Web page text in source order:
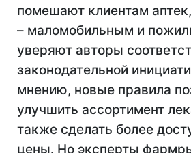
помешают клиентам
– маломобильным и
уверяют авторы
законодательной
мнению, новые правила
улучшить ассортимент
также сделать более
цены. Но эксперты